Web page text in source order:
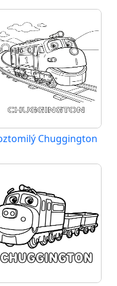
Chuggington